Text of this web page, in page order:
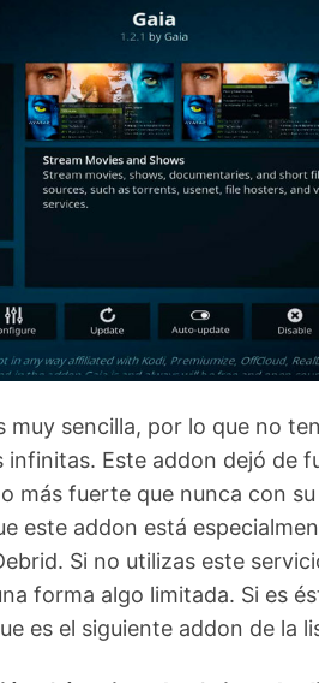
muy sencilla, por lo que no
infinitas. Este addon dejó de
más fuerte que nunca con
este addon está
Si no utilizas este
forma algo limitada. Si es
es el siguiente addon de la